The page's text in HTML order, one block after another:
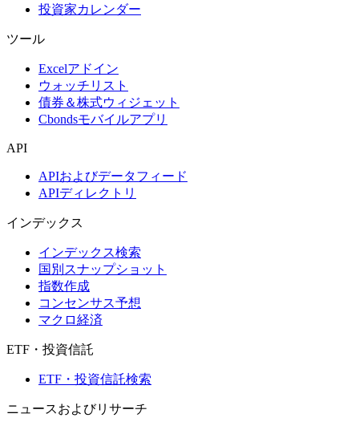
投資家カレンダー
ツール
Excelアドイン
ウォッチリスト
債券＆株式ウィジェット
Cbondsモバイルアプリ
API
APIおよびデータフィード
APIディレクトリ
インデックス
インデックス検索
国別スナップショット
指数作成
コンセンサス予想
マクロ経済
ETF・投資信託
ETF・投資信託検索
ニュースおよびリサーチ